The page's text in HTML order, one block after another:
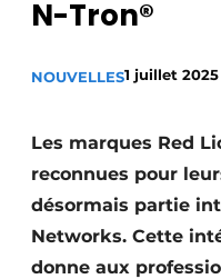
S’inscrire
Termes et
N-Tron®
NOUVELLES1 juillet 2025
Les marques Red
reconnues pour
désormais partie
Networks. Cette
donne aux